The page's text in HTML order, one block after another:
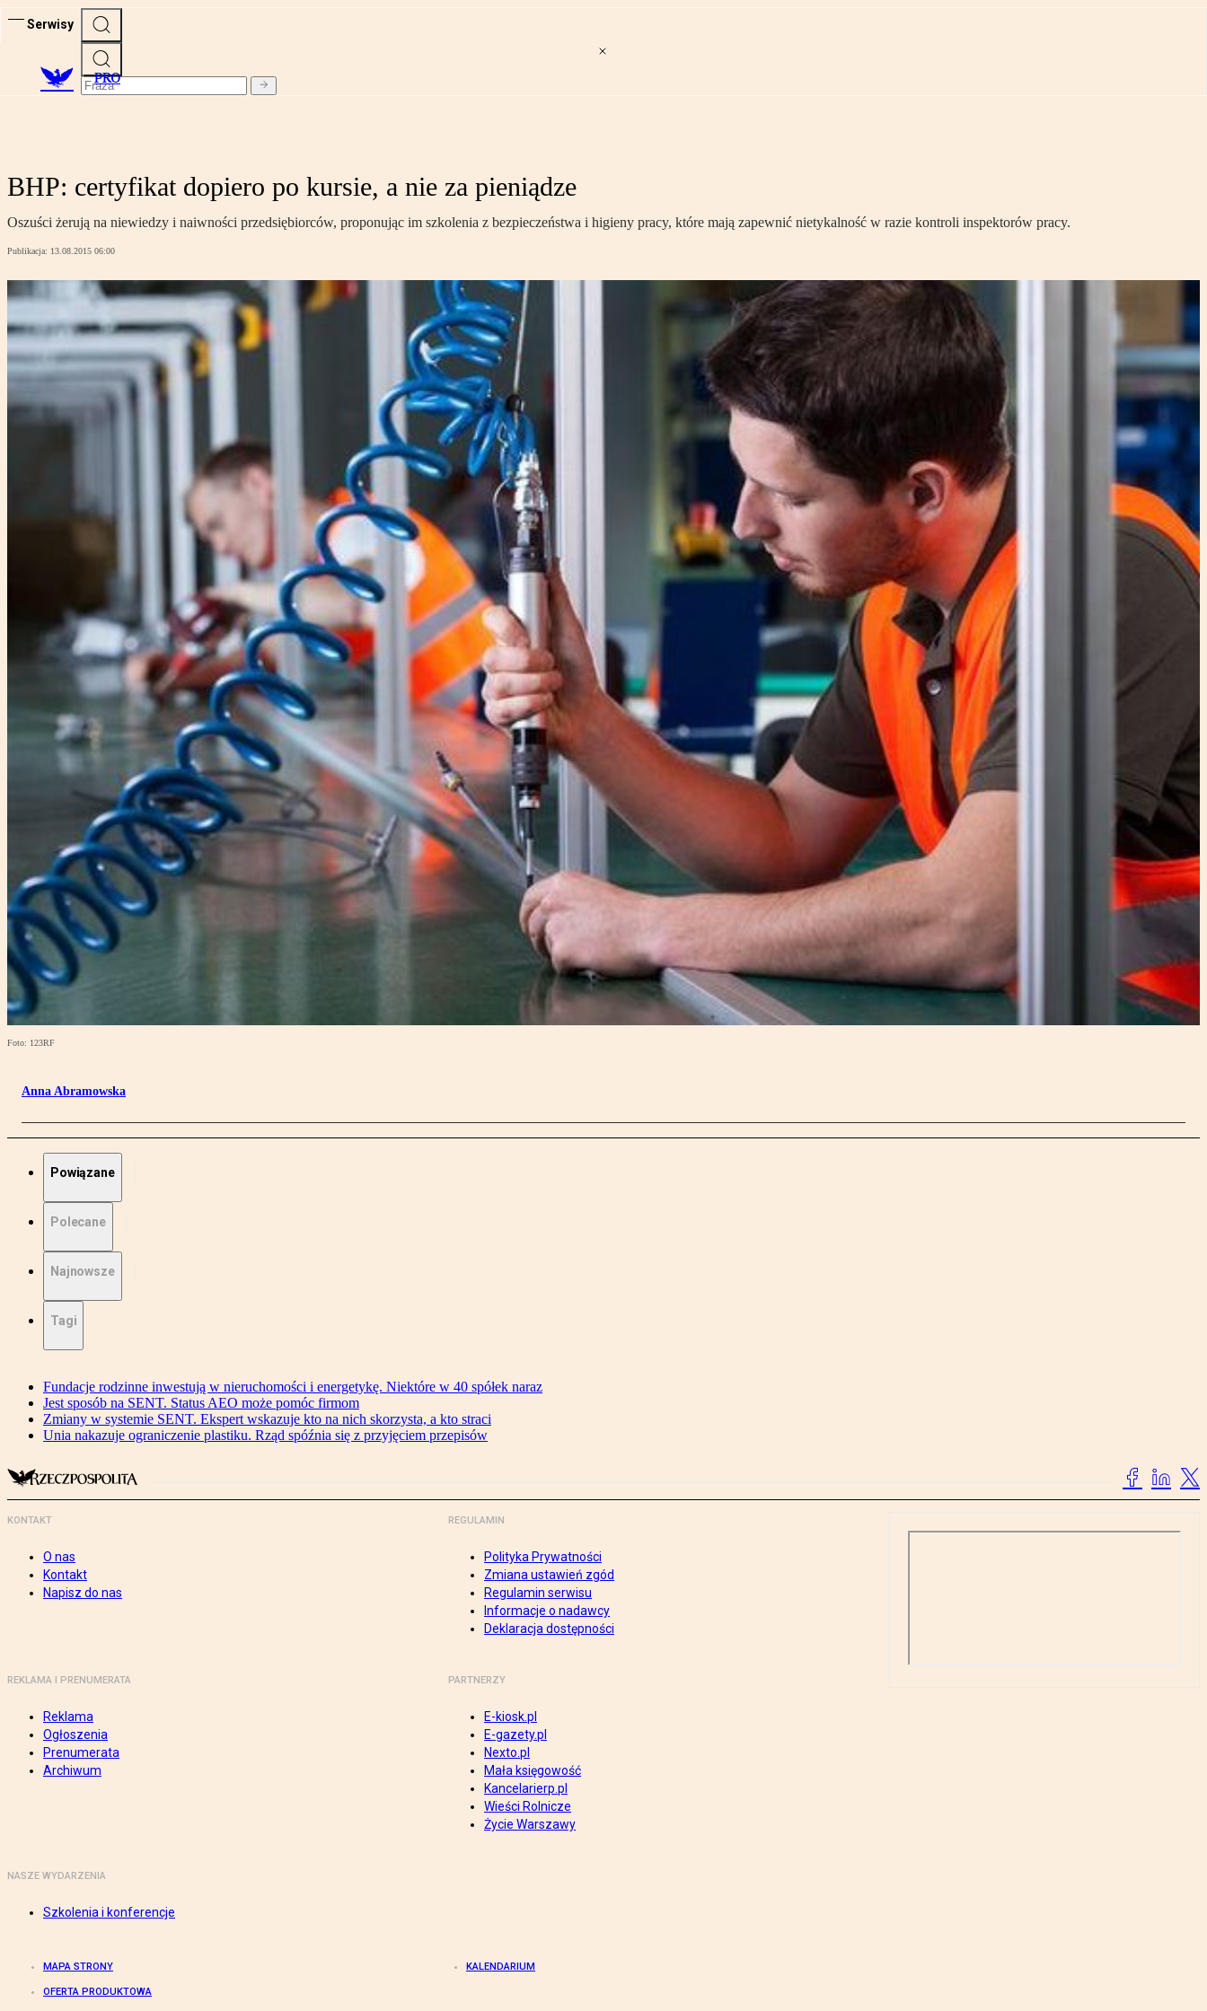
Serwisy
PRO
BHP: certyfikat dopiero po kursie, a nie za pieniądze
Oszuści żerują na niewiedzy i naiwności przedsiębiorców, proponując im szkolenia z bezpieczeństwa i higieny pracy, które mają zapewnić nietykalność w razie kontroli inspektorów pracy.
Publikacja: 13.08.2015 06:00
Foto: 123RF
Anna Abramowska
Powiązane
Polecane
Najnowsze
Tagi
Fundacje rodzinne inwestują w nieruchomości i energetykę. Niektóre w 40 spółek naraz
Jest sposób na SENT. Status AEO może pomóc firmom
Zmiany w systemie SENT. Ekspert wskazuje kto na nich skorzysta, a kto straci
Unia nakazuje ograniczenie plastiku. Rząd spóźnia się z przyjęciem przepisów
KONTAKT
O nas
Kontakt
Napisz do nas
REGULAMIN
Polityka Prywatności
Zmiana ustawień zgód
Regulamin serwisu
Informacje o nadawcy
Deklaracja dostępności
REKLAMA I PRENUMERATA
Reklama
Ogłoszenia
Prenumerata
Archiwum
PARTNERZY
E-kiosk.pl
E-gazety.pl
Nexto.pl
Mała księgowość
Kancelarierp.pl
Wieści Rolnicze
Życie Warszawy
NASZE WYDARZENIA
Szkolenia i konferencje
MAPA STRONY KALENDARIUM
OFERTA PRODUKTOWA